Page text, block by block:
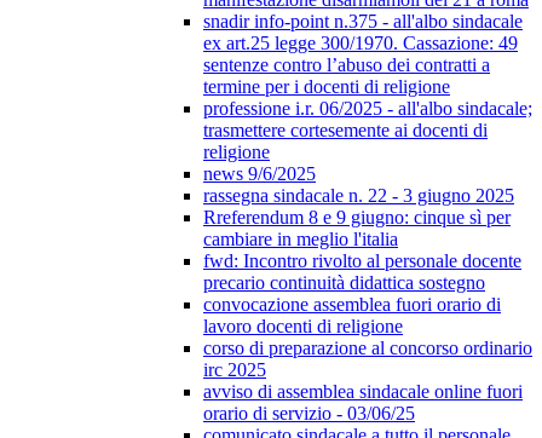
snadir info-point n.375 - all'albo sindacale
ex art.25 legge 300/1970. Cassazione: 49
sentenze contro l’abuso dei contratti a
termine per i docenti di religione
professione i.r. 06/2025 - all'albo sindacale;
trasmettere cortesemente ai docenti di
religione
news 9/6/2025
rassegna sindacale n. 22 - 3 giugno 2025
Rreferendum 8 e 9 giugno: cinque sì per
cambiare in meglio l'italia
fwd: Incontro rivolto al personale docente
precario continuità didattica sostegno
convocazione assemblea fuori orario di
lavoro docenti di religione
corso di preparazione al concorso ordinario
irc 2025
avviso di assemblea sindacale online fuori
orario di servizio - 03/06/25